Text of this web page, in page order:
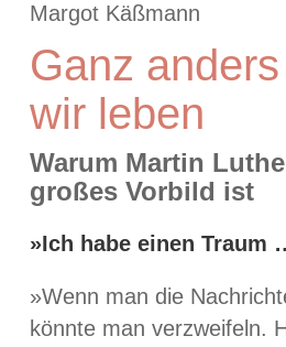
Margot Käßmann
Ganz
wir leben
Warum Martin
großes Vorbild ist
»Ich habe einen Traum
»Wenn man die
könnte man verzweifeln.